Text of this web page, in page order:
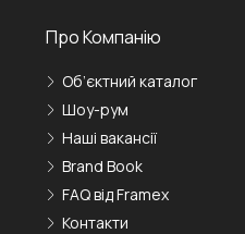
Про Компанію
Об’єктний каталог
Шоу-рум
Наші вакансії
Brand Book
FAQ від Framex
Контакти